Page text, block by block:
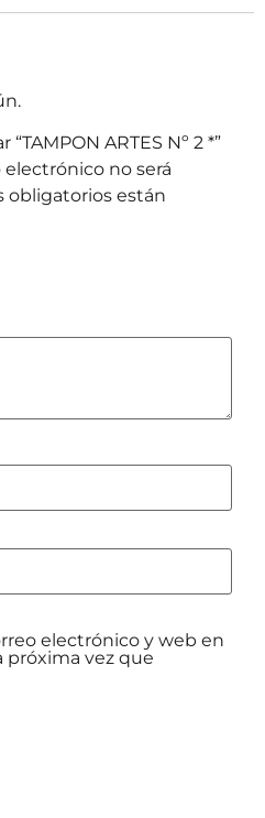
ARTES Nº 2 *”
no será
obligatorios están
electrónico y web en
próxima vez que